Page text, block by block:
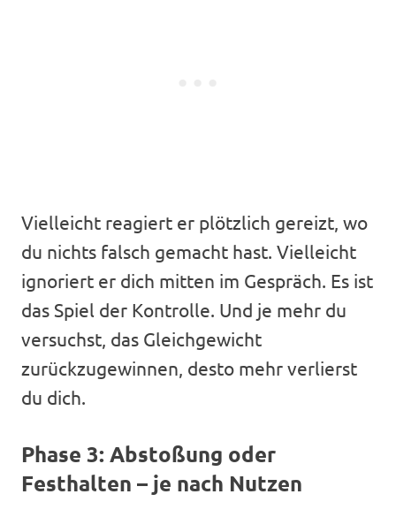
Vielleicht reagiert er plötzlich gereizt, wo
du nichts falsch gemacht hast. Vielleicht
ignoriert er dich mitten im Gespräch. Es ist
das Spiel der Kontrolle. Und je mehr du
versuchst, das Gleichgewicht
zurückzugewinnen, desto mehr verlierst
du dich.
Phase 3: Abstoßung oder
Festhalten – je nach Nutzen